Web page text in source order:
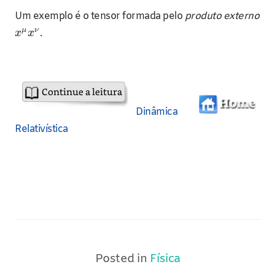
Um exemplo é o tensor formada pelo produto externo
xμxν .
Dinâmica
Relativística
Posted in Física